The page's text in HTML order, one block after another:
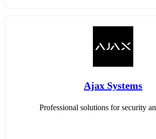
Ajax Systems
Professional solutions for security